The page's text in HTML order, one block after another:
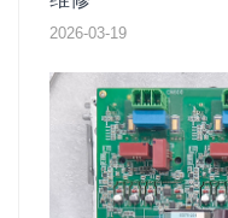
2026-03-19